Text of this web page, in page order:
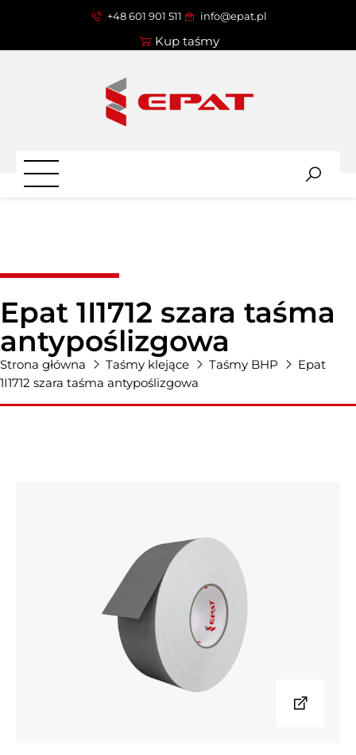
+48 601 901 511 info@epat.pl
Kup taśmy
Epat 1I1712 szara taśma
antypoślizgowa
Strona główna Taśmy klejące Taśmy BHP
Epat
1I1712 szara taśma antypoślizgowa